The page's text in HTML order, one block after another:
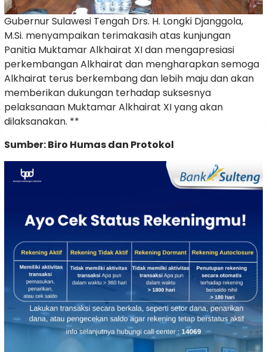
Gubernur Sulawesi Tengah Drs. H. Longki Djanggola,
M.Si. menyampaikan terimakasih atas kunjungan
Panitia Muktamar Alkhairat XI dan mengapresiasi
perkembangan Alkhairat dan mengharapkan semoga
Alkhairat terus berkembang dan lebih maju dan akan
memberikan dukungan terhadap suksesnya
pelaksanaan Muktamar Alkhairat XI yang akan
dilaksanakan. **
Sumber: Biro Humas dan Protokol